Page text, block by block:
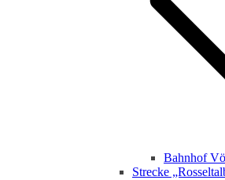
Bahnhof
Strecke